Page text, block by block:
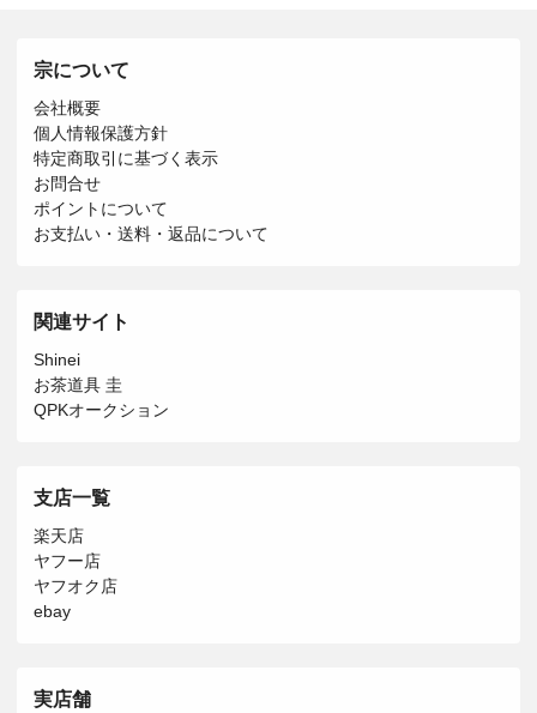
宗について
会社概要
個人情報保護方針
特定商取引に基づく表示
お問合せ
ポイントについて
お支払い・送料・返品について
関連サイト
Shinei
お茶道具 圭
QPKオークション
支店一覧
楽天店
ヤフー店
ヤフオク店
ebay
実店舗